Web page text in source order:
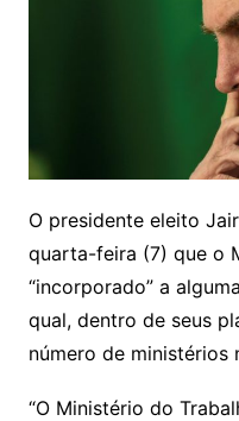
O presidente eleito
quarta-feira (7) que o
“incorporado” a
qual, dentro de seus
número de ministérios
“O Ministério do